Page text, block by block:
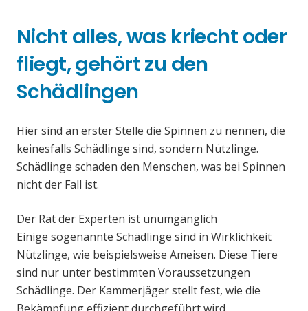
Nicht alles, was kriecht oder
fliegt, gehört zu den
Schädlingen
Hier sind an erster Stelle die Spinnen zu nennen, die
keinesfalls Schädlinge sind, sondern Nützlinge.
Schädlinge schaden den Menschen, was bei Spinnen
nicht der Fall ist.
Der Rat der Experten ist unumgänglich
Einige sogenannte Schädlinge sind in Wirklichkeit
Nützlinge, wie beispielsweise Ameisen. Diese Tiere
sind nur unter bestimmten Voraussetzungen
Schädlinge. Der Kammerjäger stellt fest, wie die